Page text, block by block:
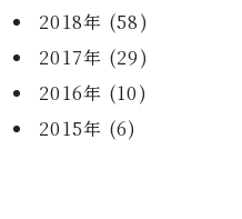
2018年 (58)
2017年 (29)
2016年 (10)
2015年 (6)